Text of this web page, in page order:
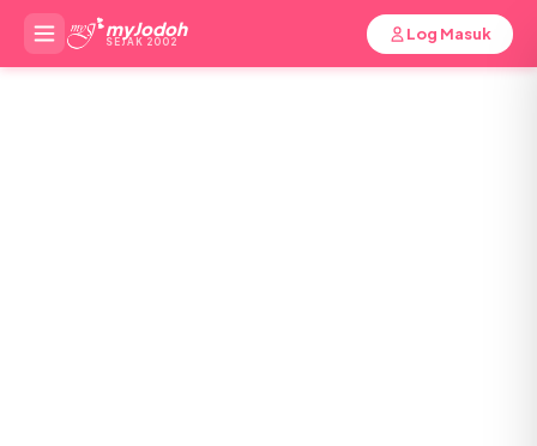
myJodoh
SEJAK 2002 Log Masuk